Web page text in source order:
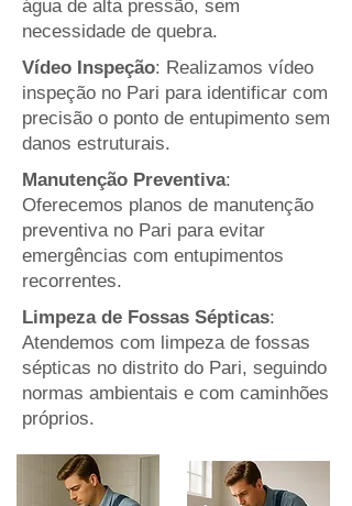
água de alta pressão, sem
necessidade de quebra.
Vídeo Inspeção: Realizamos vídeo
inspeção no Pari para identificar com
precisão o ponto de entupimento sem
danos estruturais.
Manutenção Preventiva:
Oferecemos planos de manutenção
preventiva no Pari para evitar
emergências com entupimentos
recorrentes.
Limpeza de Fossas Sépticas:
Atendemos com limpeza de fossas
sépticas no distrito do Pari, seguindo
normas ambientais e com caminhões
próprios.